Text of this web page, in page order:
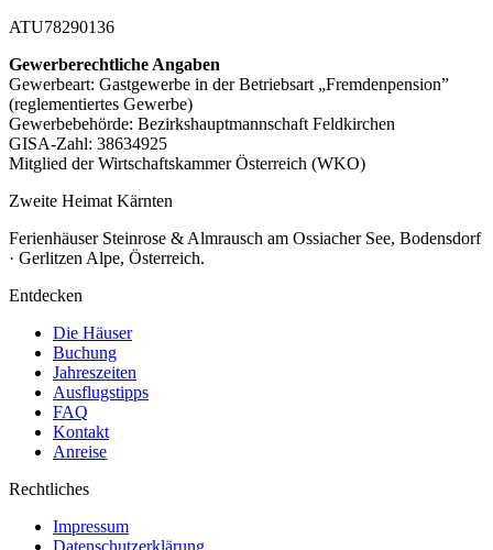
ATU78290136
Gewerberechtliche Angaben
Gewerbeart: Gastgewerbe in der Betriebsart „Fremdenpension”
(reglementiertes Gewerbe)
Gewerbebehörde: Bezirkshauptmannschaft Feldkirchen
GISA-Zahl: 38634925
Mitglied der Wirtschaftskammer Österreich (WKO)
Zweite Heimat Kärnten
Ferienhäuser Steinrose & Almrausch am Ossiacher See, Bodensdorf
· Gerlitzen Alpe, Österreich.
Entdecken
Die Häuser
Buchung
Jahreszeiten
Ausflugstipps
FAQ
Kontakt
Anreise
Rechtliches
Impressum
Datenschutzerklärung